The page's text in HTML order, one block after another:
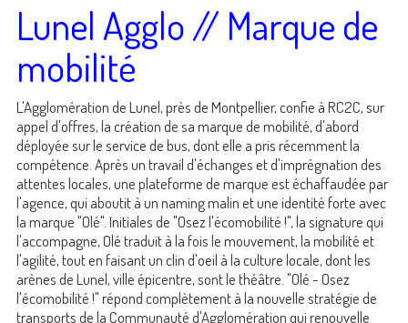
Lunel Agglo // Marque de
mobilité
L'Agglomération de Lunel, près de Montpellier, confie à RC2C, sur
appel d'offres, la création de sa marque de mobilité, d'abord
déployée sur le service de bus, dont elle a pris récemment la
compétence. Après un travail d'échanges et d'imprégnation des
attentes locales, une plateforme de marque est échaffaudée par
l'agence, qui aboutit à un naming malin et une identité forte avec
la marque "Olé". Initiales de "Osez l'écomobilité !", la signature qui
l'accompagne, Olé traduit à la fois le mouvement, la mobilité et
l'agilité, tout en faisant un clin d'oeil à la culture locale, dont les
arènes de Lunel, ville épicentre, sont le théâtre. "Olé - Osez
l'écomobilité !" répond complètement à la nouvelle stratégie de
transports de la Communauté d'Agglomération qui renouvelle